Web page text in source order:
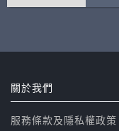
關於我們
服務條款及隱私權政策